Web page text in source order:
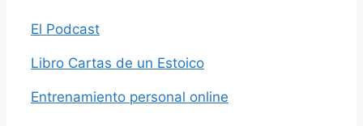
El Podcast
Libro Cartas de un Estoico
Entrenamiento personal online